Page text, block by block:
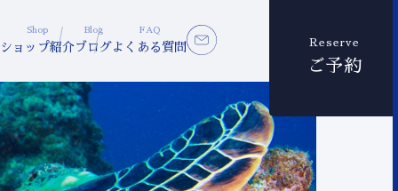
Shop
ショップ紹介
Blog
ブログ
FAQ
よくある質問 Reserve
ご予約